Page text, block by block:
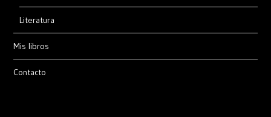
Literatura
Mis libros
Contacto